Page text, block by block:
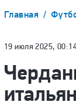
Главная
19 июля 2025,